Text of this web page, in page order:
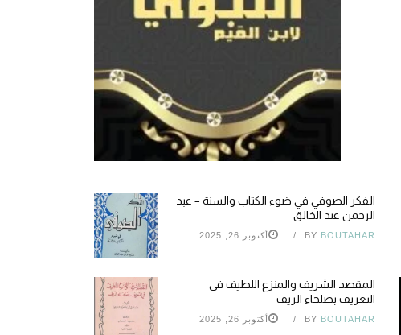
الفكر الصوفي في ضوء الكتاب والسنة – عبد
الرحمن عبد الخالق
BY BOUTAHAR أكتوبر 26, 2025
المقصد الشريف والمنزع اللطيف في
التعريف بصلحاء الريف
BY BOUTAHAR أكتوبر 26, 2025